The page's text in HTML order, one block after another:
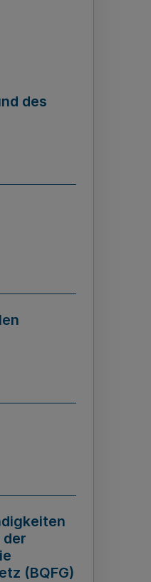
des
der
(BQFG)